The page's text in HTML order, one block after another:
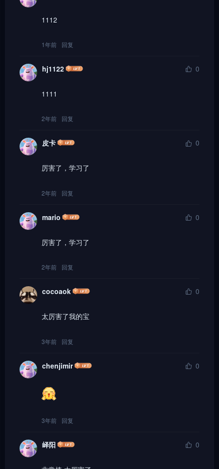
1112
1年前 回复
hj1122 0
1111
2年前 回复
皮卡 0
厉害了，学习了
2年前 回复
mario 0
厉害了，学习了
2年前 回复
cocoaok 0
太厉害了我的宝
3年前 回复
chenjimir 0
3年前 回复
峄阳 0